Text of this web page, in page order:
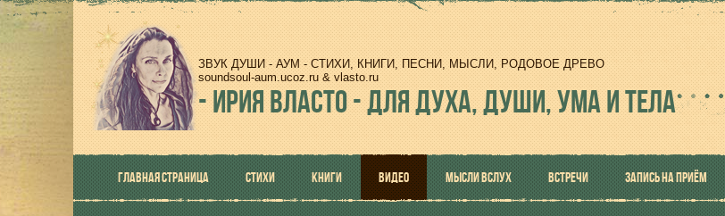
ЗВУК ДУШИ - АУМ - СТИХИ, КНИГИ, ПЕСНИ, МЫСЛИ, РОДОВОЕ ДРЕВО
soundsoul-aum.ucoz.ru & vlasto.ru
-ИРИЯ ВЛАСТО - ДЛЯ ДУХА, ДУШИ, УМА И ТЕЛА
ГЛАВНАЯ СТРАНИЦА СТИХИ КНИГИ ВИДЕО МЫСЛИ ВСЛУХ ВСТРЕЧИ ЗАПИСЬ НА ПРИЁМ